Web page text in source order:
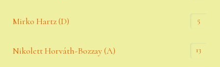
Mirko Hartz (D) 5
Nikolett Horváth-Bozzay (A) 13